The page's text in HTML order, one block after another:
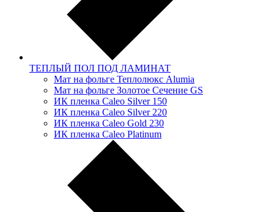
ТЕПЛЫЙ ПОЛ ПОД ЛАМИНАТ
Мат на фольге Теплолюкс Alumia
Мат на фольге Золотое Сечение GS
ИК пленка Caleo Silver 150
ИК пленка Caleo Silver 220
ИК пленка Caleo Gold 230
ИК пленка Caleo Platinum